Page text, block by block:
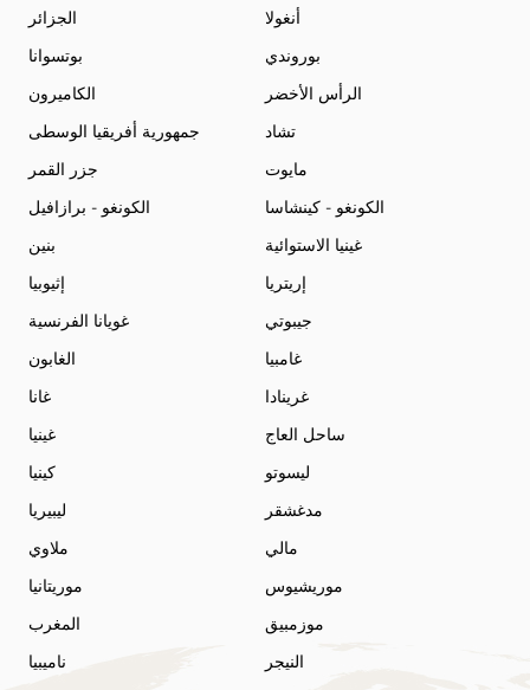
الجزائر
أنغولا
بوتسوانا
بوروندي
الكاميرون
الرأس الأخضر
جمهورية أفريقيا الوسطى
تشاد
جزر القمر
مايوت
الكونغو - برازافيل
الكونغو - كينشاسا
بنين
غينيا الاستوائية
إثيوبيا
إريتريا
غويانا الفرنسية
جيبوتي
الغابون
غامبيا
غانا
غرينادا
غينيا
ساحل العاج
كينيا
ليسوتو
ليبيريا
مدغشقر
ملاوي
مالي
موريتانيا
موريشيوس
المغرب
موزمبيق
ناميبيا
النيجر